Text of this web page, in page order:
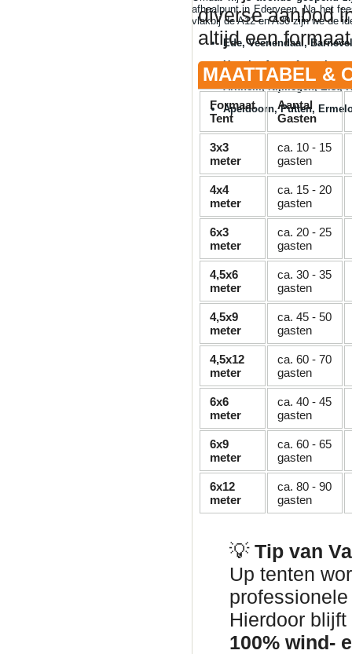
afhaalpunt in Ederveen. Na het
vlakbij de A12 en A30 zijn we de
Ede, Veenendaal,
Utrecht, Amersfoort,
Arnhem, Nijmegen, Elst,
Apeldoorn, Putten,
diverse aanbod
altijd een
MAATTABEL &
Formaat
Tent
Aantal
Gasten
3x3
meter
ca. 10 - 15
gasten
4x4
meter
ca. 15 - 20
gasten
6x3
meter
ca. 20 - 25
gasten
4,5x6
meter
ca. 30 - 35
gasten
4,5x9
meter
ca. 45 - 50
gasten
4,5x12
meter
ca. 60 - 70
gasten
6x6
meter
ca. 40 - 45
gasten
6x9
meter
ca. 60 - 65
gasten
6x12
meter
ca. 80 - 90
gasten
💡 Tip van
Up tenten
Hierdoor
100% wind-